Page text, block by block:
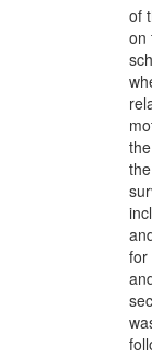
of
on
for